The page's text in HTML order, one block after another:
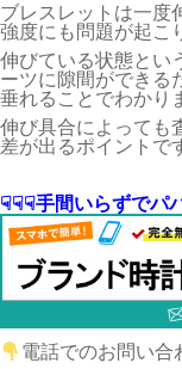
ブレスレットは一度
強度にも問題が起こ
伸びている状態とい
ーツに隙間ができる
垂れることでわかり
伸び具合によっても
差が出るポイントで
☟☟☟手間いらずでパ
電話でのお問い合